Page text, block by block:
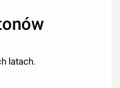
latach.